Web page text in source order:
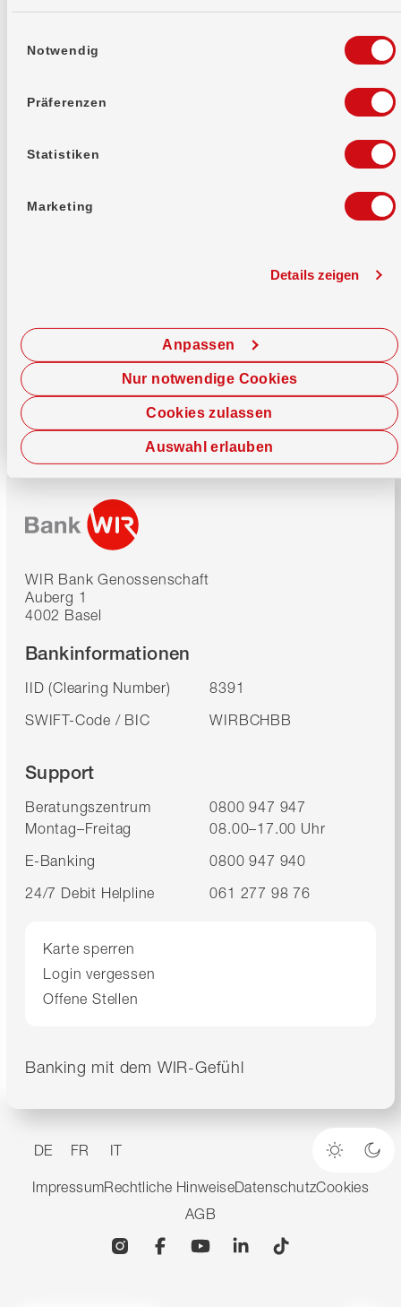
Notwendig
Präferenzen
Statistiken
Marketing
Details zeigen
Cookies zulassen
Anpassen
Auswahl erlauben
Nur notwendige Cookies
Kontaktformular
Jetzt chatten
WIR Bank Genossenschaft
Auberg 1
4002 Basel
Bankinformationen
IID (Clearing Number)
8391
SWIFT-Code / BIC
WIRBCHBB
Support
Beratungszentrum
0800 947 947
Montag–Freitag
08.00–17.00 Uhr
E-Banking
0800 947 940
24/7 Debit Helpline
061 277 98 76
Karte sperren
Login vergessen
Offene Stellen
Banking mit dem WIR-Gefühl
DE FR IT
Heller
ImpressumRechtliche HinweiseDatenschutzCookies
AGB
InstagramFacebookYouTubeLinkedin